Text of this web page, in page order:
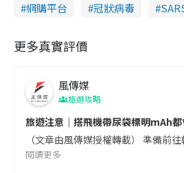
網購平台
冠狀病毒
更多真實評價
風傳媒
旅遊攻略
旅遊注意｜搭飛機帶尿袋標明mAh
（文章由風傳媒授權轉載） 準備
閱讀更多